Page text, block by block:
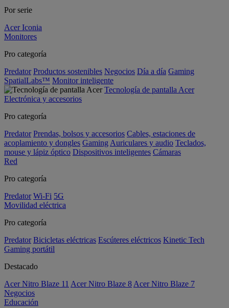
Por serie
Acer Iconia
Monitores
Pro categoría
Predator Productos sostenibles Negocios Día a día Gaming
SpatialLabs™ Monitor inteligente
Tecnología de pantalla Acer
Electrónica y accesorios
Pro categoría
Predator Prendas, bolsos y accesorios Cables, estaciones de
acoplamiento y dongles Gaming Auriculares y audio Teclados,
mouse y lápiz óptico Dispositivos inteligentes Cámaras
Red
Pro categoría
Predator Wi-Fi 5G
Movilidad eléctrica
Pro categoría
Predator Bicicletas eléctricas Escúteres eléctricos Kinetic Tech
Gaming portátil
Destacado
Acer Nitro Blaze 11 Acer Nitro Blaze 8 Acer Nitro Blaze 7
Negocios
Educación